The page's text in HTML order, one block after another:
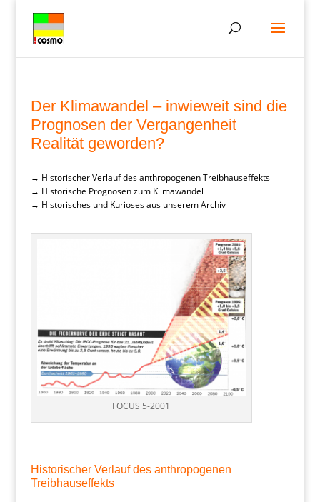
Der Klimawandel – inwieweit sind die
Prognosen der Vergangenheit
Realität geworden?
→ Historischer Verlauf des anthropogenen Treibhauseffekts
→ Historische Prognosen zum Klimawandel
→ Historisches und Kurioses aus unserem Archiv
FOCUS 5-2001
Historischer Verlauf des anthropogenen
Treibhauseffekts